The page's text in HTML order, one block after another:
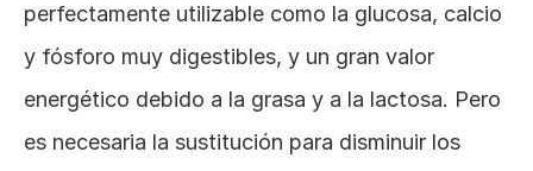
perfectamente utilizable como la glucosa, calcio
y fósforo muy digestibles, y un gran valor
energético debido a la grasa y a la lactosa. Pero
es necesaria la sustitución para disminuir los